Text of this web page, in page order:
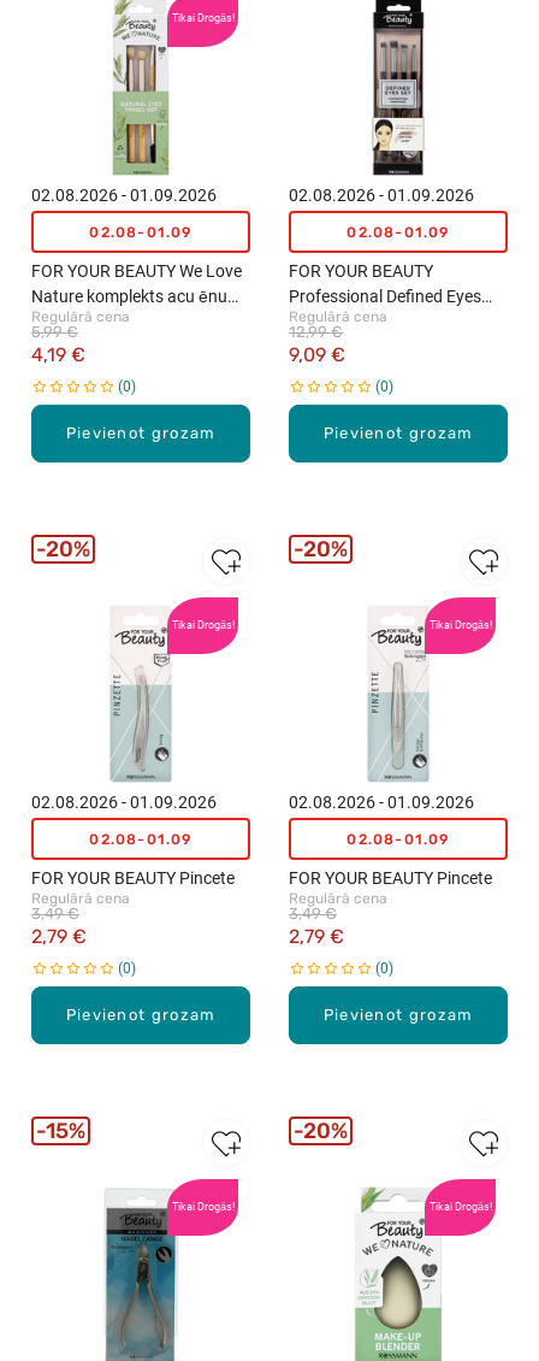
Tikai Drogās!
Pievienot grozam
02.08.2026 - 01.09.2026
02.08-01.09
FOR YOUR BEAUTY We Love
Nature komplekts acu ēnu
uzklāšanai
Regulārā cena
4,19 €
5,99 €
0
Pievienot grozam
02.08.2026 - 01.09.2026
02.08-01.09
FOR YOUR BEAUTY
Professional Defined Eyes
acu otu komplekts "Smokey
Cat Eyes", 4gab.
Regulārā cena
9,09 €
12,99 €
0
Tikai Drogās!
Pievienot grozam
02.08.2026 - 01.09.2026
02.08-01.09
FOR YOUR BEAUTY Pincete
Regulārā cena
2,79 €
3,49 €
0
20%
Tikai Drogās!
Pievienot grozam
02.08.2026 - 01.09.2026
02.08-01.09
FOR YOUR BEAUTY Pincete
Regulārā cena
2,79 €
3,49 €
0
20%
Tikai Drogās!
15%
Tikai Drogās!
20%